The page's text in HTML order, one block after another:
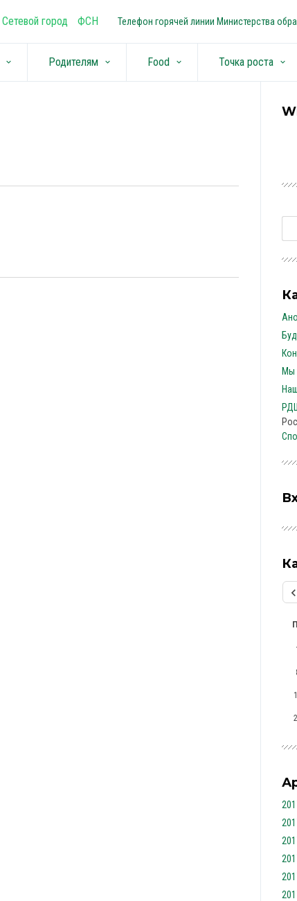
Сетевой город ФСН Телефон горячей линии Министерства
keyboard_arrow_down Родителям keyboard_arrow_down Food keyboard_arrow_down Точка роста keyboard_arrow_down
Мы